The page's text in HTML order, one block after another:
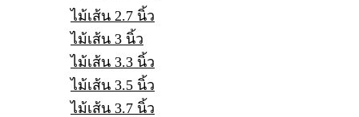
ไม้เส้น 2.7 นิ้ว
ไม้เส้น 3 นิ้ว
ไม้เส้น 3.3 นิ้ว
ไม้เส้น 3.5 นิ้ว
ไม้เส้น 3.7 นิ้ว